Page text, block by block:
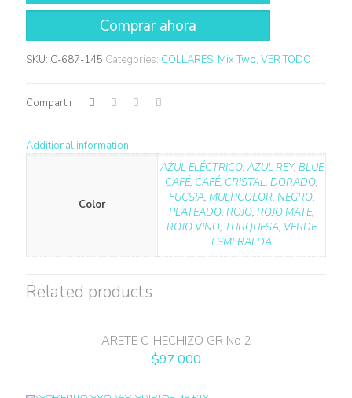
SKU: C-687-145 Categories: COLLARES, Mix Two, VER TODO
Compartir
Additional information
Color
AZUL ELÉCTRICO, AZUL REY, BLUE
CAFÉ, CAFÉ, CRISTAL, DORADO,
FUCSIA, MULTICOLOR, NEGRO,
PLATEADO, ROJO, ROJO MATE,
ROJO VINO, TURQUESA, VERDE
ESMERALDA
Related products
ARETE C-HECHIZO GR No 2
$97.000